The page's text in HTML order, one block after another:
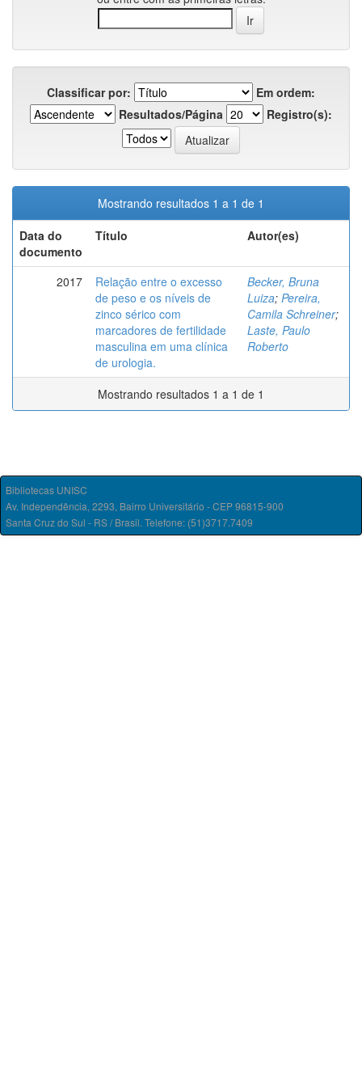
Classificar por:
Em ordem:
Resultados/Página
Registro(s):
Mostrando resultados 1 a 1 de 1
Data do
documento
Título Autor(es)
2017
Relação entre o excesso
de peso e os níveis de
zinco sérico com
marcadores de fertilidade
masculina em uma clínica
de urologia.
Becker, Bruna
Luiza; Pereira,
Camila Schreiner;
Laste, Paulo
Roberto
Mostrando resultados 1 a 1 de 1
Bibliotecas UNISC
Av. Independência, 2293, Bairro Universitário - CEP 96815-900
Santa Cruz do Sul - RS / Brasil. Telefone: (51)3717.7409